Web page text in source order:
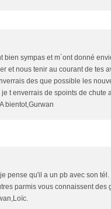
sympas et m´ont donné
et nous tenir au courant de tes
des que possible les
t enverrais de spoints de
bientot,Gurwan
pense qu'il a un pb avec son
parmis vous connaissent des